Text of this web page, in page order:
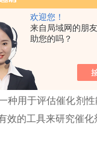
欢迎您！
来自局域网的朋
助您的吗？
来评估催化
28 浏览次数：
种用于评估催化剂
效的工具来研究催化